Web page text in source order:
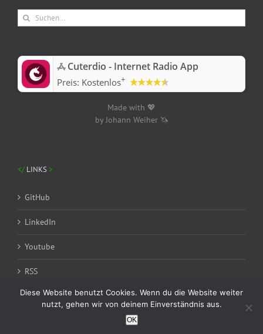
Suche
nach:
‎Cuterdio - Internet Radio App
Preis: Kostenlos+
Made with 💖
by Johann Weiher 🦄
LINKS
GitHub
LinkedIn
Youtube
RSS
Diese Website benutzt Cookies. Wenn du die Website weiter
nutzt, gehen wir von deinem Einverständnis aus.
OK